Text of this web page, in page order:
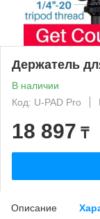
Держатель
В наличии
Код: U-PAD Pro
18 897 ₸
Описание